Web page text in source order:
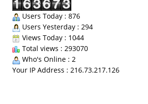
Users Today : 876
Users Yesterday : 294
Views Today : 1044
Total views : 293070
Who's Online : 2
Your IP Address : 216.73.217.126